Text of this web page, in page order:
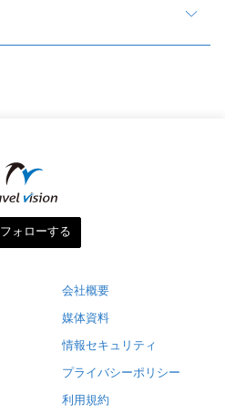
フォローする
会社概要
媒体資料
情報セキュリティ
プライバシーポリシー
利用規約